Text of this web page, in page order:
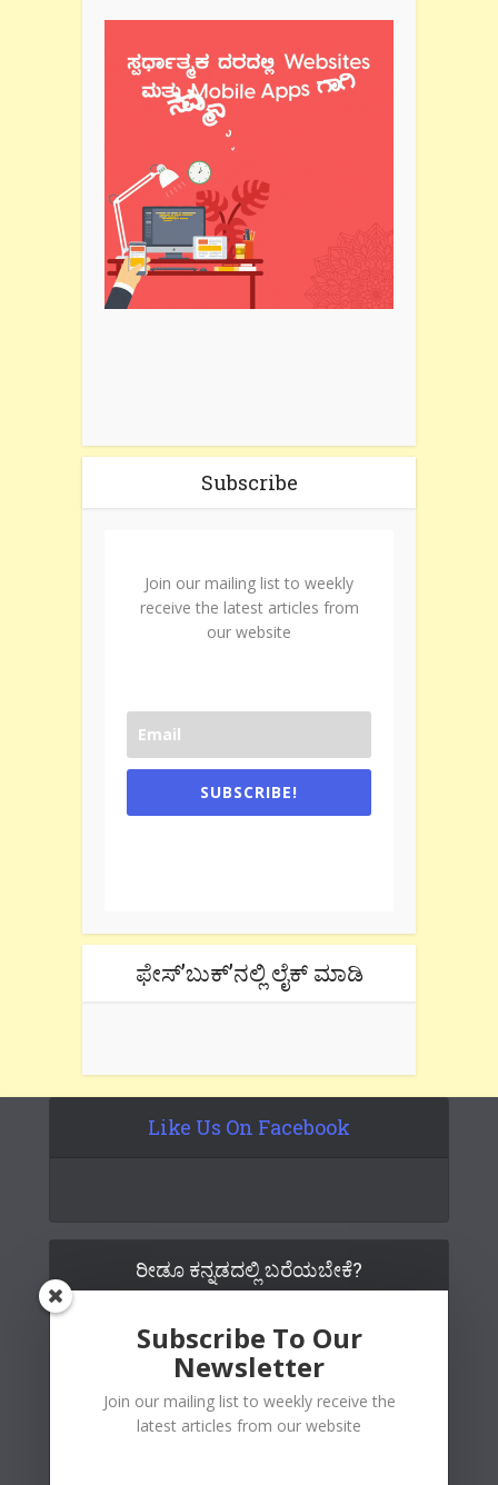
Subscribe
Join our mailing list to weekly
receive the latest articles from
our website
SUBSCRIBE!
ಫೇಸ್’ಬುಕ್’ನಲ್ಲಿ ಲೈಕ್ ಮಾಡಿ
Like Us On Facebook
ರೀಡೂ ಕನ್ನಡದಲ್ಲಿ ಬರೆಯಬೇಕೆ?
Subscribe To Our
Newsletter
Join our mailing list to weekly receive the
latest articles from our website